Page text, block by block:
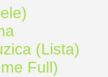
(Lista)
Full)